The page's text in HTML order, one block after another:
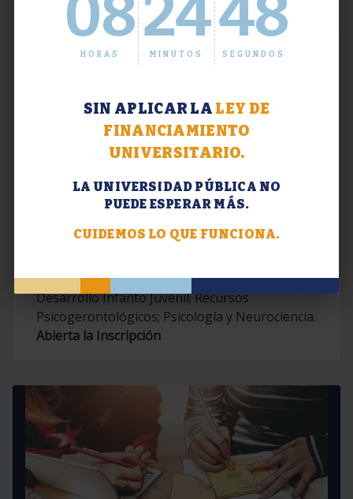
08
HORAS
24
MINUTOS
48
SEGUNDOS
SIN APLICAR LA LEY DE
FINANCIAMIENTO
UNIVERSITARIO.
LA UNIVERSIDAD PÚBLICA NO
PUEDE ESPERAR MÁS.
CUIDEMOS LO QUE FUNCIONA.
Extensión. Diplomaturas 2026.
Contemporáneas; Problemáticas en el
Desarrollo Infanto Juvenil; Recursos
Psicogerontológicos; Psicología y Neurociencia.
Abierta la Inscripción